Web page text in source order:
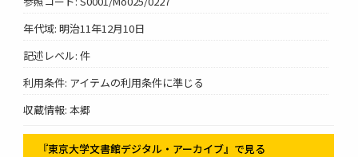
年代域: 明治11年12月10日
記述レベル: 件
利用条件: アイテムの利用条件に準じる
収蔵情報: 本郷
『東京大学文書館デジタル・アーカイブ』で見る